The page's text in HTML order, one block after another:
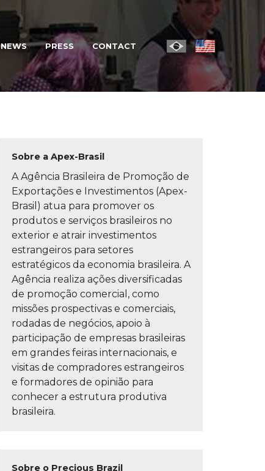
NEWS PRESS CONTACT
Sobre a Apex-Brasil
A Agência Brasileira de Promoção de
Exportações e Investimentos (Apex-
Brasil) atua para promover os
produtos e serviços brasileiros no
exterior e atrair investimentos
estrangeiros para setores
estratégicos da economia brasileira. A
Agência realiza ações diversificadas
de promoção comercial, como
missões prospectivas e comerciais,
rodadas de negócios, apoio à
participação de empresas brasileiras
em grandes feiras internacionais, e
visitas de compradores estrangeiros
e formadores de opinião para
conhecer a estrutura produtiva
brasileira.
Sobre o Precious Brazil